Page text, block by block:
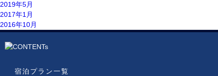
2019年5月
2017年1月
2016年10月
宿泊プラン一覧